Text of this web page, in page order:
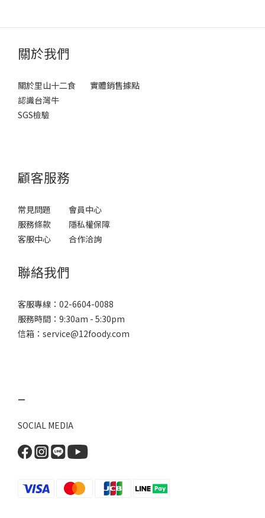
關於我們
關於里山十二食
實體銷售據點
認識台灣牛
SGS檢驗
顧客服務
常見問題
會員中心
服務條款
隱私權保障
客服中心
合作洽詢
聯絡我們
客服專線： 02-6604-0088
服務時間：9:30am - 5:30pm
信箱： service@12foody.com
SOCIAL MEDIA